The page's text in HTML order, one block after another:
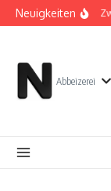
Zum Inhalt springen
Neuigkeiten
Abbeizerei